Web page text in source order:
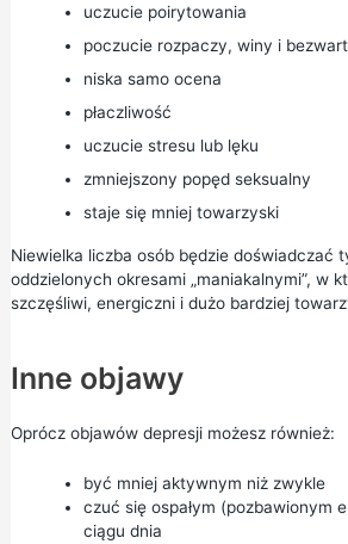
uczucie poirytowania
poczucie rozpaczy, winy i
niska samo ocena
płaczliwość
uczucie stresu lub lęku
zmniejszony popęd seksualny
staje się mniej towarzyski
Niewielka liczba osób będzie doświadczać
oddzielonych okresami „maniakalnymi”, w
szczęśliwi, energiczni i dużo bardziej
Inne objawy
Oprócz objawów depresji możesz również:
być mniej aktywnym niż zwykle
czuć się ospałym (pozbawionym
ciągu dnia